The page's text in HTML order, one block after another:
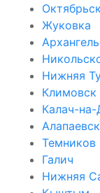
Жуковка
Нижняя
Климовск
Калач-
Алапаевск
Темников
Галич
Нижняя